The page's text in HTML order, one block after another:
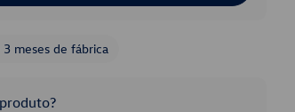
3 meses de fábrica